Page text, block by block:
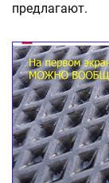
предлагают.